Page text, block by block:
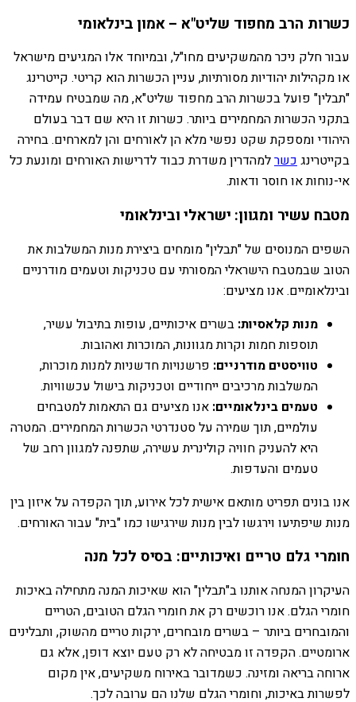
כשרות הרב מחפוד שליט"א – אמון בינלאומי
עבור חלק ניכר מהמשקיעים מחו"ל, ובמיוחד אלו המגיעים מישראל
או מקהילות יהודיות מסורתיות, עניין הכשרות הוא קריטי. קייטרינג
"תבלין" פועל בכשרות הרב מחפוד שליט"א, מה שמבטיח עמידה
בתקני הכשרות המחמירים ביותר. כשרות זו היא שם דבר בעולם
היהודי ומספקת שקט נפשי מלא הן לאורחים והן למארחים. בחירה
בקייטרינגכשרלמהדרין משדרת כבוד לדרישות האורחים ומונעת כל
אי-נוחות או חוסר ודאות.
מטבח עשיר ומגוון: ישראלי ובינלאומי
השפים המנוסים של "תבלין" מומחים ביצירת מנות המשלבות את
הטוב שבמטבח הישראלי המסורתי עם טכניקות וטעמים מודרניים
ובינלאומיים. אנו מציעים:
מנות קלאסיות: בשרים איכותיים, עופות בתיבול עשיר,
תוספות חמות וקרות מגוונות, המוכרות ואהובות.
טוויסטים מודרניים: פרשנויות חדשניות למנות מוכרות,
המשלבות מרכיבים ייחודיים וטכניקות בישול עכשוויות.
טעמים בינלאומיים: אנו מציעים גם התאמות למטבחים
עולמיים, תוך שמירה על סטנדרטי הכשרות המחמירים. המטרה
היא להעניק חוויה קולינרית עשירה, שתפנה למגוון רחב של
טעמים והעדפות.
אנו בונים תפריט מותאם אישית לכל אירוע, תוך הקפדה על איזון בין
מנות שיפתיעו וירגשו לבין מנות שירגישו כמו "בית" עבור האורחים.
חומרי גלם טריים ואיכותיים: בסיס לכל מנה
העיקרון המנחה אותנו ב"תבלין" הוא שאיכות המנה מתחילה באיכות
חומרי הגלם. אנו רוכשים רק את חומרי הגלם הטובים, הטריים
והמובחרים ביותר – בשרים מובחרים, ירקות טריים מהשוק, ותבלינים
ארומטיים. הקפדה זו מבטיחה לא רק טעם יוצא דופן, אלא גם
ארוחה בריאה ומזינה. כשמדובר באירוח משקיעים, אין מקום
לפשרות באיכות, וחומרי הגלם שלנו הם ערובה לכך.